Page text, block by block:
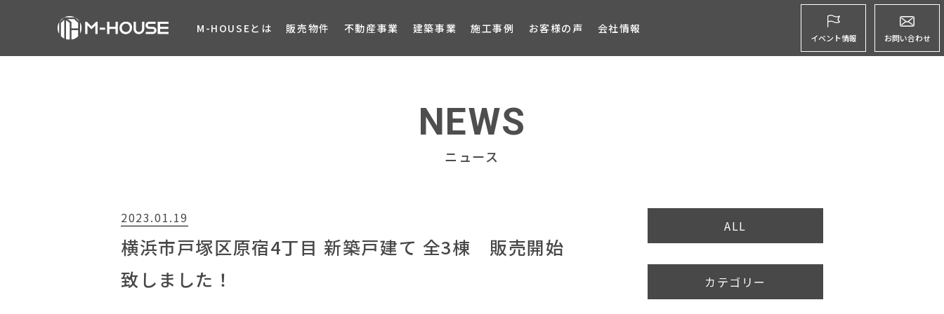
M-HOUSEとは 販売物件 不動産事業 建築事業 施工事例 お客様の声 会社情報
イベント情報 お問い合わせ
NEWS
ニュース
2023.01.19
横浜市戸塚区原宿4丁目 新築戸建て 全3棟 販売開始
致しました！
ALL
カテゴリー